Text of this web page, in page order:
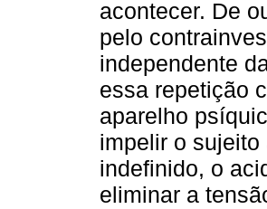
acontecer. De
pelo
independente
essa repetição
aparelho
impelir o sujeito
indefinido, o
eliminar a